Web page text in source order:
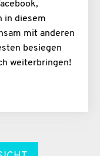
in diesem
mit anderen
besiegen
weiterbringen!